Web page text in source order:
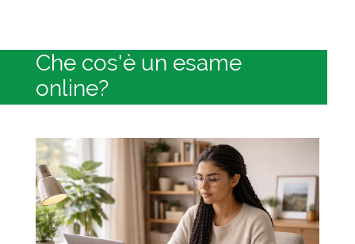
Che cos'è un esame
online?